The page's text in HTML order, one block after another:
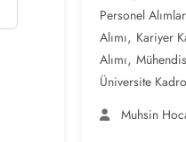
Personel
Alımı, Kariyer
Alımı,
Üniversite
Muhsin